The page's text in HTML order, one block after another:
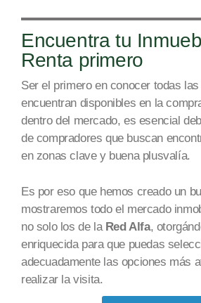
Encuentra tu
Renta primero
Ser el primero en conocer todas
encuentran disponibles en la
dentro del mercado, es esencial
de compradores que buscan
enzonas clave y buena plusvalía.
Es por eso que hemos creado un
mostraremos todo el mercado
no solo los de la Red Alfa,
enriquecida para que puedas
adecuadamente las opciones más
realizar la visita.